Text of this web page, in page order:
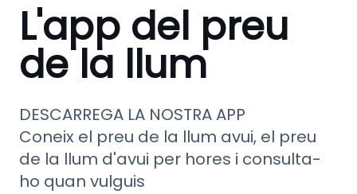
L'app del preu
de la llum
DESCARREGA LA NOSTRA APP
Coneix el preu de la llum avui, el preu
de la llum d'avui per hores i consulta-
ho quan vulguis